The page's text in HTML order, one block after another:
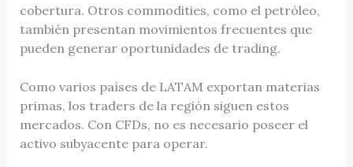
cobertura. Otros commodities, como el petróleo,
también presentan movimientos frecuentes que
pueden generar oportunidades de trading.
Como varios países de LATAM exportan materias
primas, los traders de la región siguen estos
mercados. Con CFDs, no es necesario poseer el
activo subyacente para operar.